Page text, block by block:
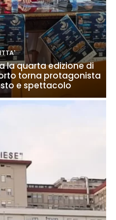
la quarta edizione di
torna protagonista
e spettacolo